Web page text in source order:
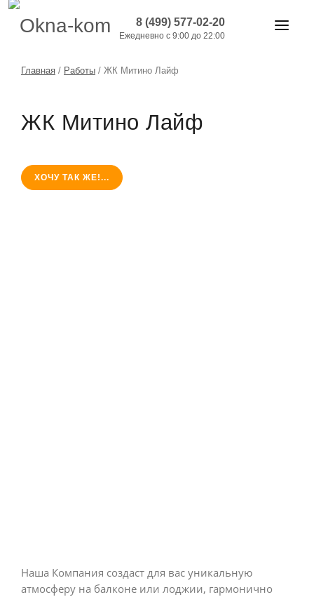
8 (499) 577-02-20
Ежедневно с 9:00 до 22:00
ОКНА И ДВЕРИ
РАБОТЫ
ЦЕНЫ
Главная / Работы / ЖК Митино Лайф
ЖК Митино Лайф
ХОЧУ ТАК ЖЕ!...
Наша Компания создаст для вас уникальную
атмосферу на балконе или лоджии, гармонично